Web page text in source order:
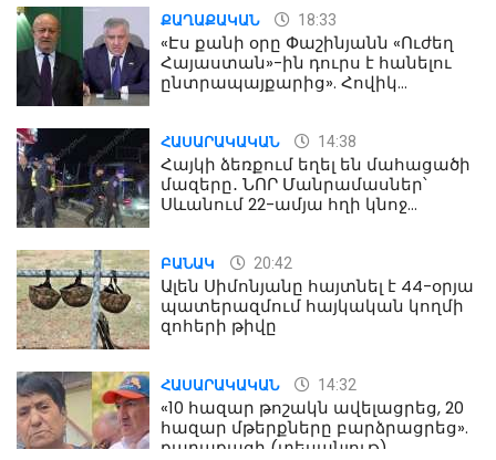
ՔԱՂԱՔԱԿԱՆ 18:33
«Էս քանի օրը Փաշինյանն «Ուժեղ
Հայաստան»-ին դուրս է հանելու
ընտրապայքարից». Հովիկ
ՀԱՍԱՐԱԿԱԿԱՆ 14:38
Հայկի ձեռքում եղել են մահացածի
մազերը․ ՆՈՐ Մանրամասներ՝
Սևանում 22-ամյա հղի կնոջ
ԲԱՆԱԿ 20:42
Ալեն Սիմոնյանը հայտնել է 44-օրյա
պատերազմում հայկական կողմի
զոհերի թիվը
ՀԱՍԱՐԱԿԱԿԱՆ 14:32
«10 հազար թոշակն ավելացրեց, 20
հազար մթերքները բարձրացրեց».
քաղաքացի (տեսանյութ)